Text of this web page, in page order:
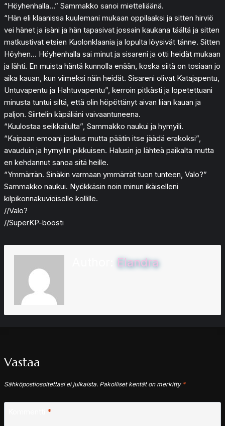
“Höyhenhalla…” Sammakko sanoi mietteliäänä.
“Hän eli klaanissa kuulemani mukaan oppilaaksi ja sitten hirviö
vei hänet ja isäni ja hän tapasivat jossain kaukana täältä ja sitten
matkustivat etsien Kuolonklaania ja lopulta löysivät tänne. Sitten
Höyhen… Höyhenhalla sai minut ja sisareni ja otti heidät mukaan
ja lähti. En muista häntä kunnolla enään, koska siitä on tosiaan jo
aika kauan, kun viimeksi näin heidät. Sisareni olivat Katajapentu,
Untuvapentu ja Hahtuvapentu”, kerroin pitkästi ja lopetettuani
minusta tuntui siltä, että olin höpöttänyt aivan liian kauan ja
paljon. Siirtelin käpäliäni vaivaantuneena.
“Kuulostaa seikkailulta”, Sammakko naukui ja hymyili.
“Kaipaan emoani joskus mutta päätin itse jäädä erakoksi”,
avauduin ja hymyilin pikkuisen. Halusin jo lähteä paikalta mutta
en kehdannut sanoa sitä heille.
“Ymmärrän. Sinäkin varmaan ymmärrät tuon tunteen, Valo?”
Sammakko naukui. Nyökkäsin noin minun ikäiselleni
kilpikonnakuvioiselle kollille.
//Valo?
//SuperKP-boosti
Elandra
Vastaa
Sähköpostiosoitettasi ei julkaista. Pakolliset kentät on merkitty *
*